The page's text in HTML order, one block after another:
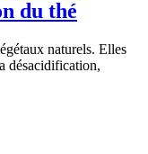
du thé
naturels. Elles
désacidification,